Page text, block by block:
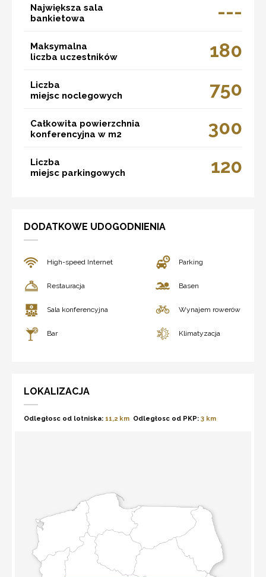
Największa sala
bankietowa
---
Maksymalna
liczba uczestników
180
Liczba
miejsc noclegowych
750
Całkowita powierzchnia
konferencyjna w m2
300
Liczba
miejsc parkingowych
120
DODATKOWE UDOGODNIENIA
High-speed Internet Parking
Restauracja Basen
Sala konferencyjna Wynajem rowerów
Bar Klimatyzacja
LOKALIZACJA
Odległosc od lotniska: 11,2 km Odległosc od PKP: 3 km